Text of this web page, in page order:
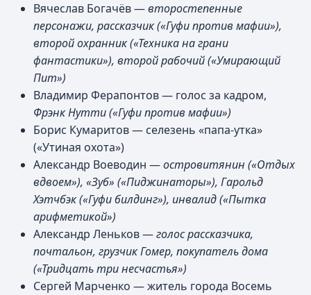
Вячеслав Богачёв —второстепенные
персонажи, рассказчик («Гуфи против мафии»),
второй охранник («Техника на грани
фантастики»), второй рабочий («Умирающий
Пит»)
Владимир Ферапонтов — голос за кадром,
Фрэнк Нутти («Гуфи против мафии»)
Борис Кумаритов — селезень «папа-утка»
(«Утиная охота»)
Александр Воеводин —островитянин («Отдых
вдвоем»), «Зуб» («Пиджинаторы»), Гарольд
Хэтчбэк («Гуфи билдинг»), инвалид («Пытка
арифметикой»)
Александр Леньков —голос рассказчика,
почтальон, грузчик Гомер, покупатель дома
(«Тридцать три несчастья»)
Сергей Марченко — житель города Восемь